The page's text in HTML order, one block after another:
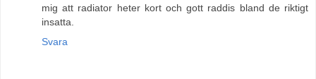
mig att radiator heter kort och gott raddis bland de riktigt
insatta.
Svara